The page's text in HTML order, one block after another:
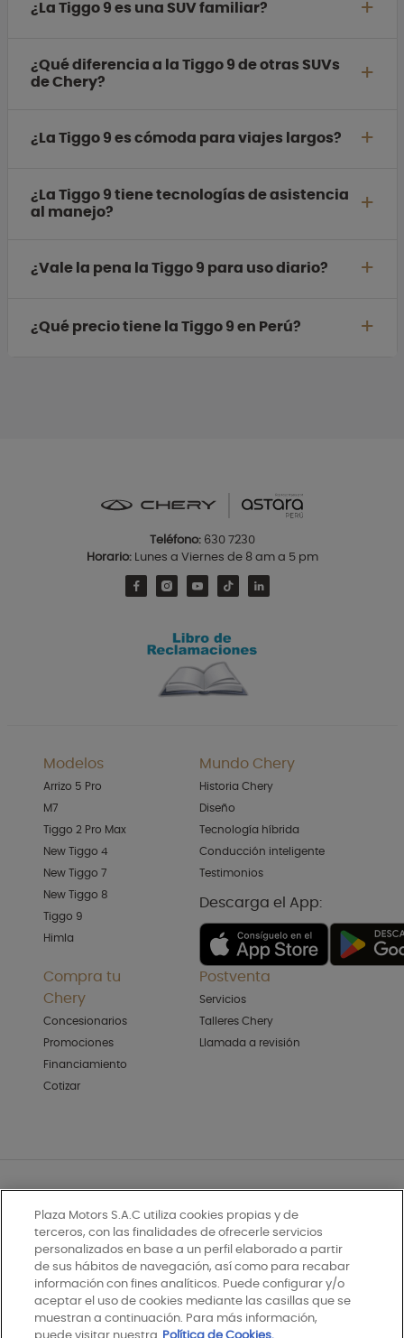
¿La Tiggo 9 es una SUV familiar?
¿Qué diferencia a la Tiggo 9 de otras SUVs
de Chery?
¿La Tiggo 9 es cómoda para viajes largos?
¿La Tiggo 9 tiene tecnologías de asistencia
al manejo?
¿Vale la pena la Tiggo 9 para uso diario?
¿Qué precio tiene la Tiggo 9 en Perú?
Teléfono:630 7230
Horario:Lunes a Viernes de 8 am a 5 pm
Modelos
Arrizo 5 Pro
M7
Tiggo 2 Pro Max
New Tiggo 4
New Tiggo 7
New Tiggo 8
Tiggo 9
Himla
Mundo Chery
Historia Chery
Diseño
Tecnología híbrida
Conducción inteligente
Testimonios
Descarga el App:
Compra tu
Chery
Concesionarios
Promociones
Financiamiento
Cotizar
Postventa
Servicios
Talleres Chery
Llamada a revisión
Política de privacidad
Política de cookies
Términos y condiciones
Libro de reclamaciones
Plaza Motors S.A.C utiliza cookies propias y de
terceros, con las finalidades de ofrecerle servicios
personalizados en base a un perfil elaborado a partir
de sus hábitos de navegación, así como para recabar
información con fines analíticos. Puede configurar y/o
aceptar el uso de cookies mediante las casillas que se
muestran a continuación. Para más información,